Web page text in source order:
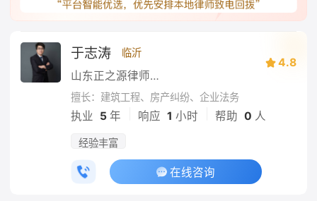
于志涛 临沂
山东正之源律师事务所
4.8
擅长：建筑工程、房产纠纷、企业法务
执业 5 年 响应 1 小时 帮助 0 人
经验丰富
在线咨询